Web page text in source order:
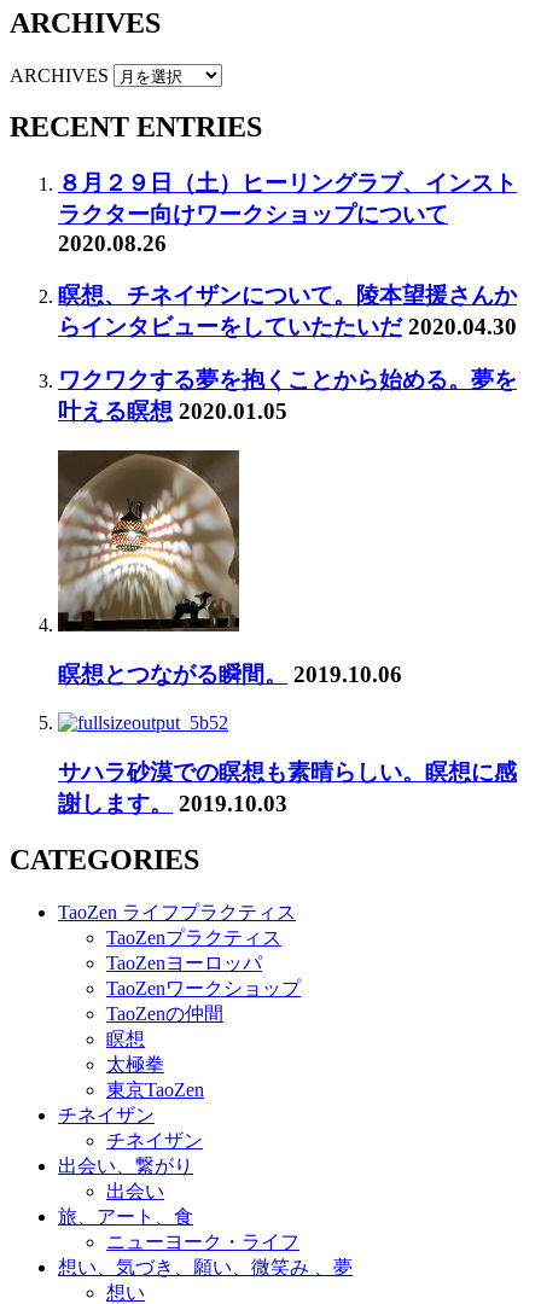
ARCHIVES
ARCHIVES
RECENT ENTRIES
８月２９日（土）ヒーリングラブ、インスト
ラクター向けワークショップについて
2020.08.26
瞑想、チネイザンについて。陵本望援さんか
らインタビューをしていたたいだ 2020.04.30
ワクワクする夢を抱くことから始める。夢を
叶える瞑想 2020.01.05
瞑想とつながる瞬間。 2019.10.06
サハラ砂漠での瞑想も素晴らしい。瞑想に感
謝します。
2019.10.03
CATEGORIES
TaoZen ライフプラクティス
TaoZenプラクティス
TaoZenヨーロッパ
TaoZenワークショップ
TaoZenの仲間
瞑想
太極拳
東京TaoZen
チネイザン
チネイザン
出会い、繋がり
出会い
旅、アート、食
ニューヨーク・ライフ
想い、気づき、願い、微笑み 、夢
想い